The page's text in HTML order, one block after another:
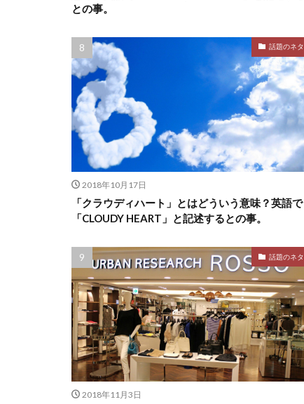
との事。
話題のネタ
2018年10月17日
「クラウディハート」とはどういう意味？英語で
「CLOUDY HEART」と記述するとの事。
話題のネタ
2018年11月3日